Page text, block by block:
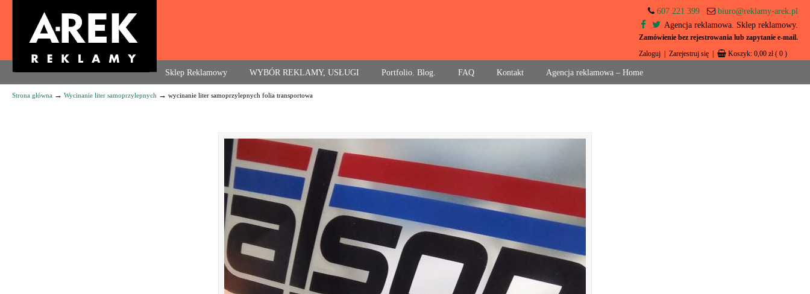
Agencja reklamowa. Reklama – usługi, druk
607 221 399
biuro@reklamy-arek.pl
Agencja reklamowa. Sklep reklamowy.
Zamówienie bez rejestrowania lub zapytanie e-mail.
Zaloguj Zarejestruj się Koszyk: 0,00 zł ( 0 )
Sklep Reklamowy WYBÓR REKLAMY, USŁUGI Portfolio. Blog. FAQ Kontakt Agencja reklamowa – Home
Navigation
Strona główna → Wycinanie liter samoprzylepnych → wycinanie liter samoprzylepnych folia transportowa